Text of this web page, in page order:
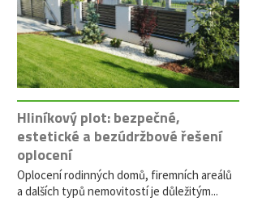
Hliníkový plot: bezpečné,
estetické a bezúdržbové řešení
oplocení
Oplocení rodinných domů, firemních areálů
a dalších typů nemovitostí je důležitým...